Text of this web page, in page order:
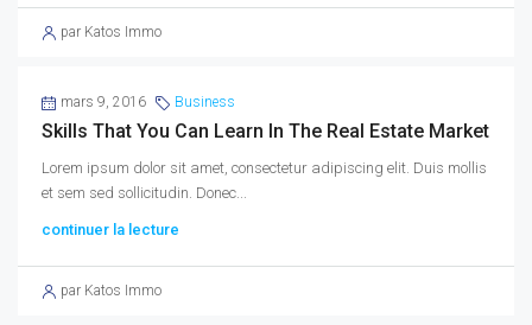
par Katos Immo
mars 9, 2016 Business
Skills That You Can Learn In The Real Estate Market
Lorem ipsum dolor sit amet, consectetur adipiscing elit. Duis mollis
et sem sed sollicitudin. Donec...
continuer la lecture
par Katos Immo